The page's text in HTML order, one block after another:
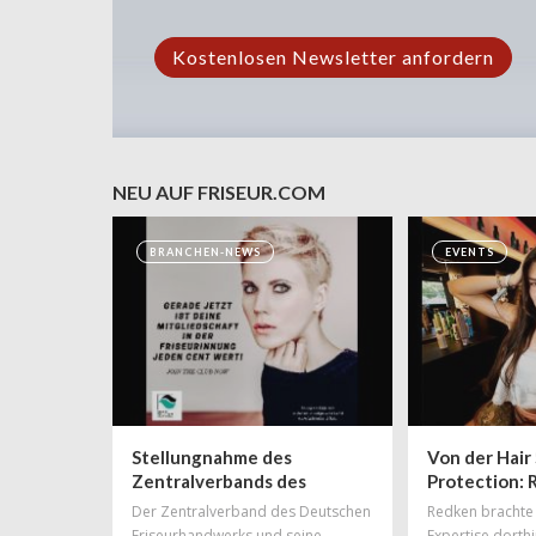
NEU AUF FRISEUR.COM
BRANCHEN-NEWS
Stellungnahme des
Zentralverbands des
Deutschen
Friseurhandwerks zur
Der Zentralverband des Deutschen
EVENTS
Von der Hair
Protection:
das
Bühne für
Redken